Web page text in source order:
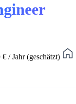
/ Jahr (geschätzt)